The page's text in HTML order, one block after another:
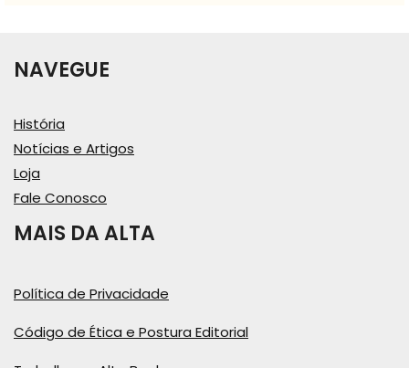
NAVEGUE
História
Notícias e Artigos
Loja
Fale Conosco
MAIS DA ALTA
Política de Privacidade
Código de Ética e Postura Editorial